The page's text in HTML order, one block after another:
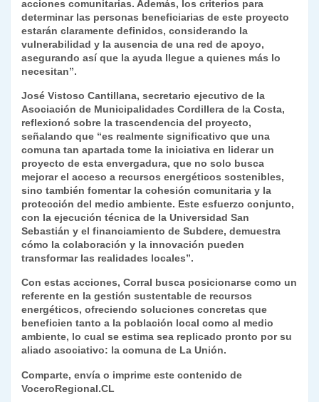
acciones comunitarias. Además, los criterios para
determinar las personas beneficiarias de este proyecto
estarán claramente definidos, considerando la
vulnerabilidad y la ausencia de una red de apoyo,
asegurando así que la ayuda llegue a quienes más lo
necesitan”.
José Vistoso Cantillana, secretario ejecutivo de la
Asociación de Municipalidades Cordillera de la Costa,
reflexionó sobre la trascendencia del proyecto,
señalando que “es realmente significativo que una
comuna tan apartada tome la iniciativa en liderar un
proyecto de esta envergadura, que no solo busca
mejorar el acceso a recursos energéticos sostenibles,
sino también fomentar la cohesión comunitaria y la
protección del medio ambiente. Este esfuerzo conjunto,
con la ejecución técnica de la Universidad San
Sebastián y el financiamiento de Subdere, demuestra
cómo la colaboración y la innovación pueden
transformar las realidades locales”.
Con estas acciones, Corral busca posicionarse como un
referente en la gestión sustentable de recursos
energéticos, ofreciendo soluciones concretas que
beneficien tanto a la población local como al medio
ambiente, lo cual se estima sea replicado pronto por su
aliado asociativo: la comuna de La Unión.
Comparte, envía o imprime este contenido de
VoceroRegional.CL